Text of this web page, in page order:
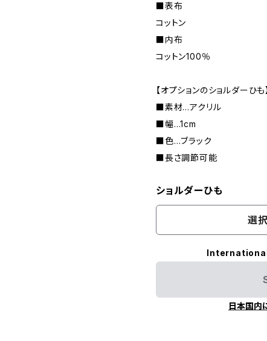
■表布
コットン
■内布
コットン100％
【オプションのショルダーひも】
■素材…アクリル
■幅…1cm
■色…ブラック
■長さ調節可能
ショルダーひも
選択
日本国内